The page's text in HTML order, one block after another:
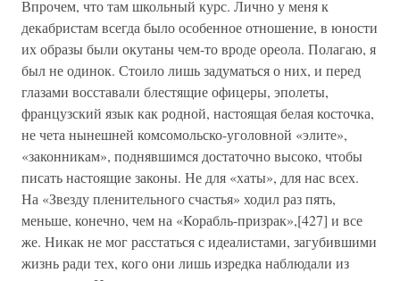
Впрочем, что там школьный курс. Лично у меня к
декабристам всегда было особенное отношение, в юности
их образы были окутаны чем-то вроде ореола. Полагаю, я
был не одинок. Стоило лишь задуматься о них, и перед
глазами восставали блестящие офицеры, эполеты,
французский язык как родной, настоящая белая косточка,
не чета нынешней комсомольско-уголовной «элите»,
«законникам», поднявшимся достаточно высоко, чтобы
писать настоящие законы. Не для «хаты», для нас всех.
На «Звезду пленительного счастья» ходил раз пять,
меньше, конечно, чем на «Корабль-призрак»,[427] и все
же. Никак не мог расстаться с идеалистами, загубившими
жизнь ради тех, кого они лишь изредка наблюдали из